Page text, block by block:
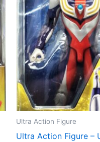
Ultra Action Figure
Ultra Action Figure –